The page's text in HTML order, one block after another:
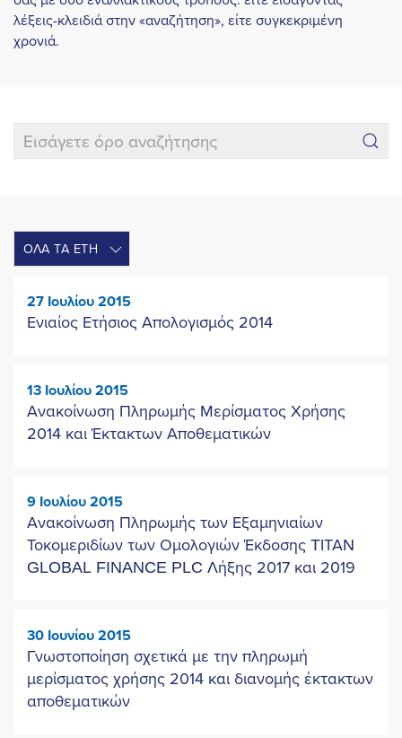
λέξεις-κλειδιά στην «αναζήτηση», είτε συγκεκριμένη
χρονιά.
27 Ιουλίου 2015
Ενιαίος Ετήσιος Απολογισμός 2014
13 Ιουλίου 2015
Ανακοίνωση Πληρωμής Μερίσματος Χρήσης
2014 και Έκτακτων Αποθεματικών
9 Ιουλίου 2015
Ανακοίνωση Πληρωμής των Εξαμηνιαίων
Τοκομεριδίων των Ομολογιών Έκδοσης TΙΤΑN
GLOBAL FINANCE PLC Λήξης 2017 και 2019
30 Ιουνίου 2015
Γνωστοποίηση σχετικά με την πληρωμή
μερίσματος χρήσης 2014 και διανομής έκτακτων
αποθεματικών